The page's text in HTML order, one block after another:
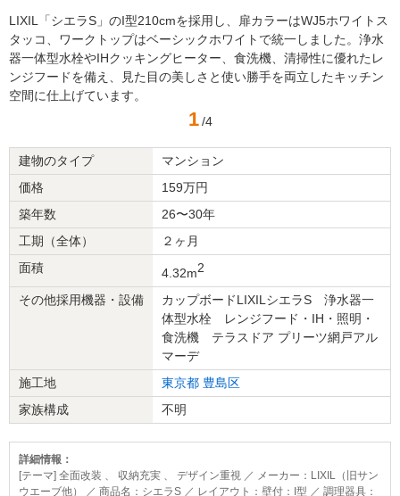
LIXIL「シエラS」のI型210cmを採用し、扉カラーはWJ5ホワイトス
タッコ、ワークトップはベーシックホワイトで統一しました。浄水
器一体型水栓やIHクッキングヒーター、食洗機、清掃性に優れたレ
ンジフードを備え、見た目の美しさと使い勝手を両立したキッチン
空間に仕上げています。
1 /4
建物のタイプ
マンション
価格
159万円
築年数
26〜30年
工期（全体）
２ヶ月
面積
4.32m2
その他採用機器・設備
カップボードLIXILシエラS 浄水器一
体型水栓 レンジフード・IH・照明・
食洗機 テラスドア プリーツ網戸アル
マーデ
施工地
東京都 豊島区
家族構成
不明
詳細情報：
[テーマ] 全面改装 、 収納充実 、 デザイン重視 ／ メーカー：LIXIL（旧サン
ウエーブ他） ／ 商品名：シエラS ／ レイアウト：壁付：I型 ／ 調理器具：